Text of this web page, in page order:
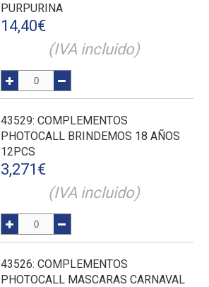
PURPURINA
14,40€
(IVA incluido)
43529: COMPLEMENTOS
PHOTOCALL BRINDEMOS 18 AÑOS
12PCS
3,271 €
(IVA incluido)
43526: COMPLEMENTOS
PHOTOCALL MASCARAS CARNAVAL